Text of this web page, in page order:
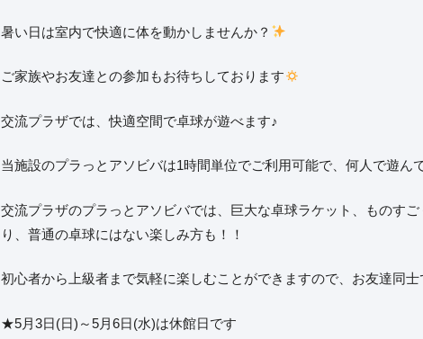
暑い日は室内で快適に体を動かしませんか？
ご家族やお友達との参加もお待ちしております
交流プラザでは、快適空間で卓球が遊べます♪
当施設のプラっとアソビバは1時間単位でご利用可能で、何人で遊ん
交流プラザのプラっとアソビバでは、巨大な卓球ラケット、ものす
り、普通の卓球にはない楽しみ方も！！
初心者から上級者まで気軽に楽しむことができますので、お友達同士
★5月3日(日)～5月6日(水)は休館日です